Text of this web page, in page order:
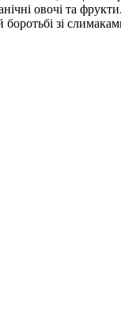
овочі та
боротьбі зі